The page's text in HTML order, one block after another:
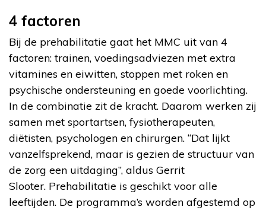
4 factoren
Bij de prehabilitatie gaat het MMC uit van 4
factoren: trainen, voedingsadviezen met extra
vitamines en eiwitten, stoppen met roken en
psychische ondersteuning en goede voorlichting.
In de combinatie zit de kracht. Daarom werken zij
samen met sportartsen, fysiotherapeuten,
diëtisten, psychologen en chirurgen. “Dat lijkt
vanzelfsprekend, maar is gezien de structuur van
de zorg een uitdaging”, aldus Gerrit
Slooter. Prehabilitatie is geschikt voor alle
leeftijden. De programma’s worden afgestemd op